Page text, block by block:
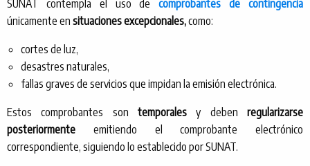
SUNAT contempla el uso decomprobantes de contingencia
únicamente en situaciones excepcionales,como:
cortes de luz,
desastres naturales,
fallas graves de servicios que impidan la emisión electrónica.
Estos comprobantes son temporales y deben regularizarse
posteriormente emitiendo el comprobante electrónico
correspondiente, siguiendo lo establecido por SUNAT.